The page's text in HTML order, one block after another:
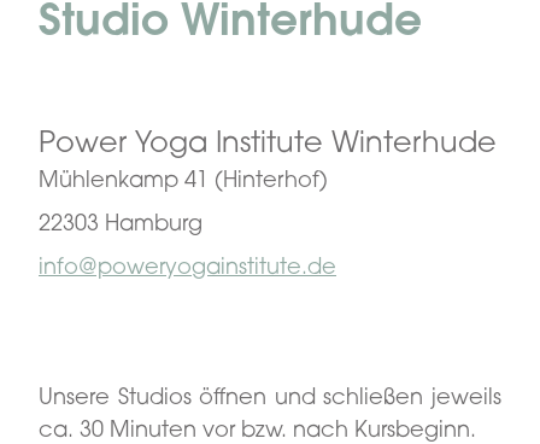
Studio Winterhude
Power Yoga Institute Winterhude
Mühlenkamp 41 (Hinterhof)
22303 Hamburg
info@poweryogainstitute.de
Unsere Studios öffnen und schließen jeweils
ca. 30 Minuten vor bzw. nach Kursbeginn.